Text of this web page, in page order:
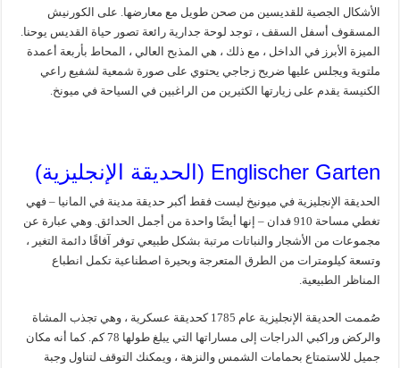
الأشكال الجصية للقديسين من صحن طويل مع معارضها. على الكورنيش
المسقوف أسفل السقف ، توجد لوحة جدارية رائعة تصور حياة القديس يوحنا.
الميزة الأبرز في الداخل ، مع ذلك ، هي المذبح العالي ، المحاط بأربعة أعمدة
ملتوية ويجلس عليها ضريح زجاجي يحتوي على صورة شمعية لشفيع راعي
الكنيسة يقدم على زيارتها الكثيرين من الراغبين في السياحة في ميونخ.
Englischer Garten (الحديقة الإنجليزية)
الحديقة الإنجليزية في ميونيخ ليست فقط أكبر حديقة مدينة في المانيا – فهي
تغطي مساحة 910 فدان – إنها أيضًا واحدة من أجمل الحدائق. وهي عبارة عن
مجموعات من الأشجار والنباتات مرتبة بشكل طبيعي توفر آفاقًا دائمة التغير ،
وتسعة كيلومترات من الطرق المتعرجة وبحيرة اصطناعية تكمل انطباع
المناظر الطبيعية.
صُممت الحديقة الإنجليزية عام 1785 كحديقة عسكرية ، وهي تجذب المشاة
والركض وراكبي الدراجات إلى مساراتها التي يبلغ طولها 78 كم. كما أنه مكان
جميل للاستمتاع بحمامات الشمس والنزهة ، ويمكنك التوقف لتناول وجبة